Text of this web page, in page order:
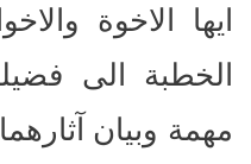
ايها الاخوة
الخطبة الى
مهمة وبيان